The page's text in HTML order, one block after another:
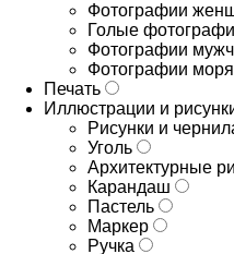
Фотографии
Голые
Фотографии
Фотографии моря
Печать
Иллюстрации и
Рисунки и
Уголь
Архитектурные
Карандаш
Пастель
Маркер
Ручка